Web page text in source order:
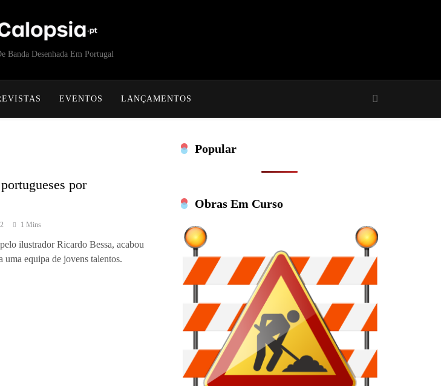
Banda Desenhada Em Portugal
EVENTOS LANÇAMENTOS
por
2 1 Mins
ilustrador Ricardo Bessa, acabou
uma equipa de jovens talentos.
Popular
Obras Em Curso